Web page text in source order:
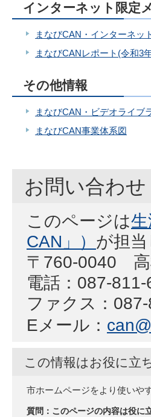
インターネット限定
まなびCAN・インターネッ
まなびCANレポート(令和3
その他情報
まなびCAN・ビデオライブ
まなびCAN事業体系図
お問い合わせ
このページは
CAN」） が担当
〒760-0040 高
電話：087-811-
ファクス：
Eメール：
この情報はお役に立
市ホームページをより使いや
質問：このページの内容は役に